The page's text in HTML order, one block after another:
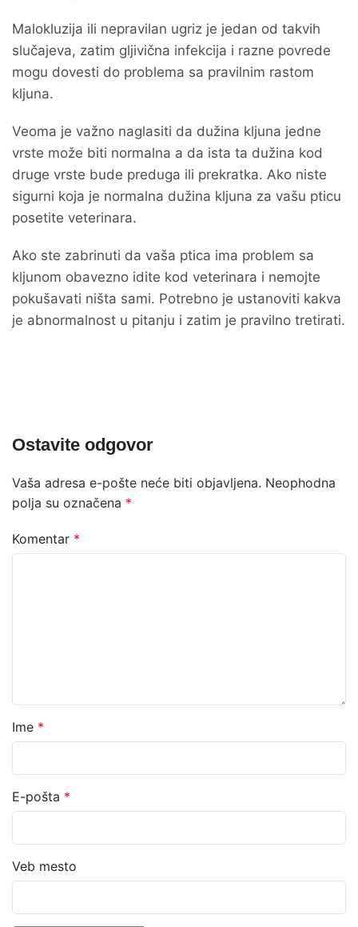
Malokluzija ili nepravilan ugriz je jedan od takvih
slučajeva, zatim gljivična infekcija i razne povrede
mogu dovesti do problema sa pravilnim rastom
kljuna.
Veoma je važno naglasiti da dužina kljuna jedne
vrste može biti normalna a da ista ta dužina kod
druge vrste bude preduga ili prekratka. Ako niste
sigurni koja je normalna dužina kljuna za vašu pticu
posetite veterinara.
Ako ste zabrinuti da vaša ptica ima problem sa
kljunom obavezno idite kod veterinara i nemojte
pokušavati ništa sami. Potrebno je ustanoviti kakva
je abnormalnost u pitanju i zatim je pravilno tretirati.
Ostavite odgovor
Vaša adresa e-pošte neće biti objavljena. Neophodna
polja su označena *
Komentar *
Ime *
E-pošta *
Veb mesto